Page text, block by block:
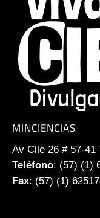
MINCIENCIAS
Av Clle 26 # 57-41
Teléfono: (57) (1)
Fax: (57) (1)